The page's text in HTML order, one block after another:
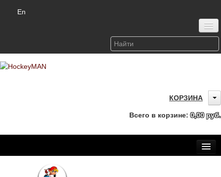
En
Войти или зарегистрироваться
КОРЗИНА
Всего в корзине: 0,00 руб.